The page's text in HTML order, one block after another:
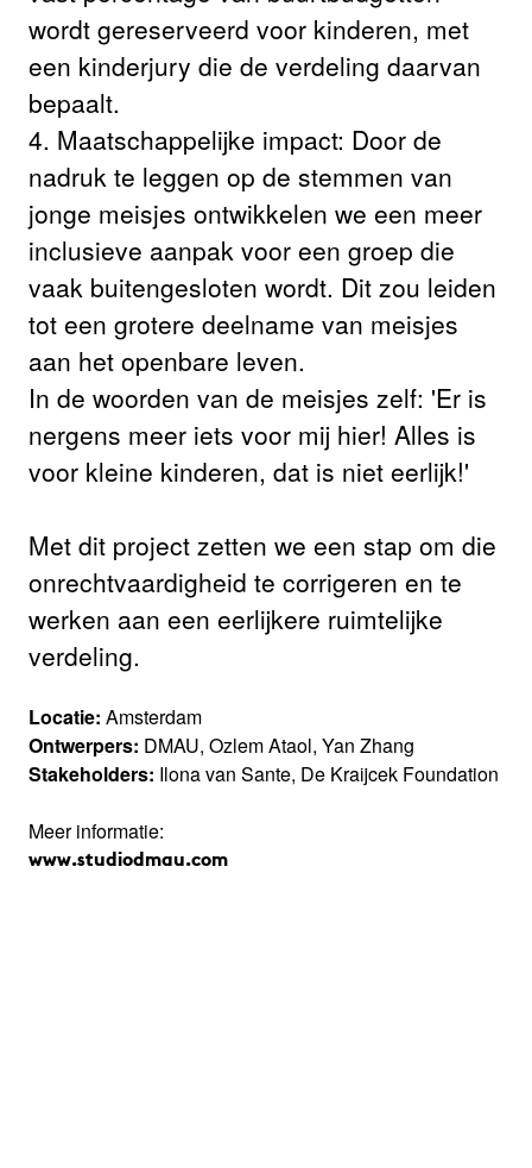
wordt gereserveerd voor kinderen, met
een kinderjury die de verdeling daarvan
bepaalt.
4. Maatschappelijke impact: Door de
nadruk te leggen op de stemmen van
jonge meisjes ontwikkelen we een meer
inclusieve aanpak voor een groep die
vaak buitengesloten wordt. Dit zou leiden
tot een grotere deelname van meisjes
aan het openbare leven.
In de woorden van de meisjes zelf: 'Er is
nergens meer iets voor mij hier! Alles is
voor kleine kinderen, dat is niet eerlijk!'
Met dit project zetten we een stap om die
onrechtvaardigheid te corrigeren en te
werken aan een eerlijkere ruimtelijke
verdeling.
Locatie: Amsterdam
Ontwerpers: DMAU, Ozlem Ataol, Yan Zhang
Stakeholders: Ilona van Sante, De Kraijcek Foundation
Meer informatie:
www.studiodmau.com